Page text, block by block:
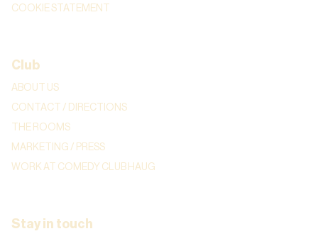
COOKIE STATEMENT
Club
ABOUT US
CONTACT / DIRECTIONS
THE ROOMS
MARKETING / PRESS
WORK AT COMEDY CLUB HAUG
Stay in touch